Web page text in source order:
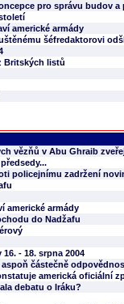
pro správu budov a
americké armády
šéfredaktorovi
Britských listů
vězňů v Abu Ghraib
policejnímu zadržení
americké armády
do Nadžafu
- 18. srpna 2004
částečně
americká oficiální
debatu o Iráku?